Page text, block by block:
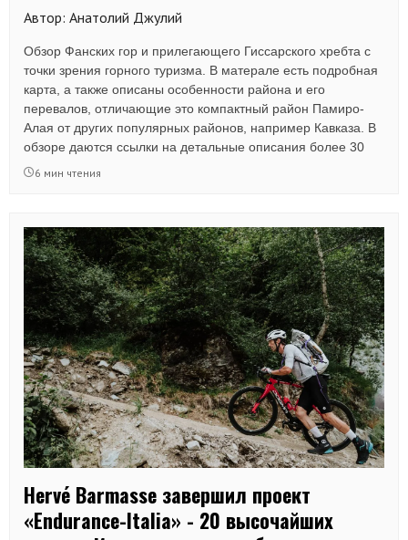
Автор: Анатолий Джулий
Обзор Фанских гор и прилегающего Гиссарского хребта с
точки зрения горного туризма. В матерале есть подробная
карта, а также описаны особенности района и его
перевалов, отличающие это компактный район Памиро-
Алая от других популярных районов, например Кавказа. В
обзоре даются ссылки на детальные описания более 30
перевалов с акцентом на наиболее технически сложные - в
6 мин чтения
Hervé Barmasse завершил проект
«Endurance-Italia» - 20 высочайших